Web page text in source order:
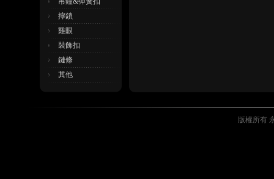
擰鎖
雞眼
裝飾扣
鏈條
其他
版權所有